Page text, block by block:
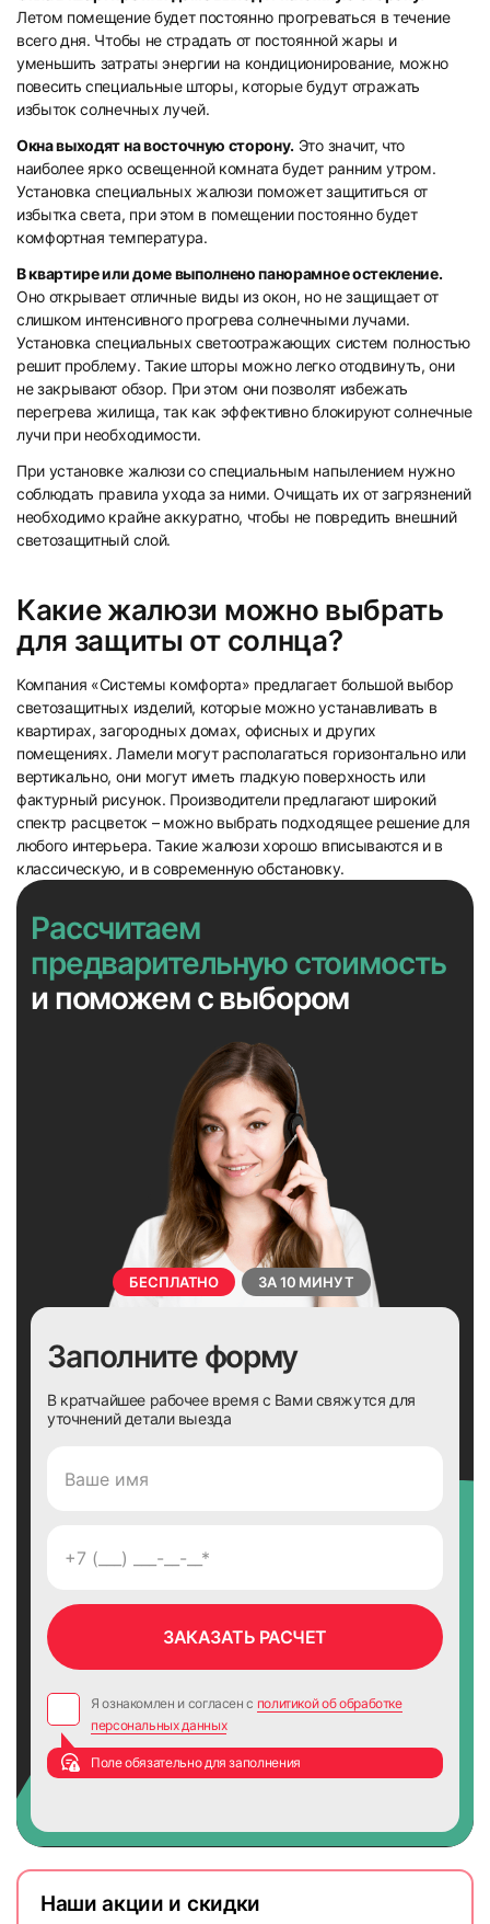
Наши акции и скидки
Летом помещение будет постоянно прогреваться в течение
всего дня. Чтобы не страдать от постоянной жары и
уменьшить затраты энергии на кондиционирование, можно
повесить специальные шторы, которые будут отражать
избыток солнечных лучей.
Окна выходят на восточную сторону. Это значит, что
наиболее ярко освещенной комната будет ранним утром.
Установка специальных жалюзи поможет защититься от
избытка света, при этом в помещении постоянно будет
комфортная температура.
В квартире или доме выполнено панорамное остекление.
Оно открывает отличные виды из окон, но не защищает от
слишком интенсивного прогрева солнечными лучами.
Установка специальных светоотражающих систем полностью
решит проблему. Такие шторы можно легко отодвинуть, они
не закрывают обзор. При этом они позволят избежать
перегрева жилища, так как эффективно блокируют солнечные
лучи при необходимости.
При установке жалюзи со специальным напылением нужно
соблюдать правила ухода за ними. Очищать их от загрязнений
необходимо крайне аккуратно, чтобы не повредить внешний
светозащитный слой.
Какие жалюзи можно выбрать
для защиты от солнца?
Компания «Системы комфорта» предлагает большой выбор
светозащитных изделий, которые можно устанавливать в
квартирах, загородных домах, офисных и других
помещениях. Ламели могут располагаться горизонтально или
вертикально, они могут иметь гладкую поверхность или
фактурный рисунок. Производители предлагают широкий
спектр расцветок – можно выбрать подходящее решение для
любого интерьера. Такие жалюзи хорошо вписываются и в
классическую, и в современную обстановку.
БЕСПЛАТНО ЗА 10 МИНУТ
Рассчитаем
предварительную стоимость
и поможем с выбором
Заполните форму
В кратчайшее рабочее время с Вами свяжутся для
уточнений детали выезда
Я ознакомлен и согласен с политикой об обработке
персональных данных
Поле обязательно для заполнения